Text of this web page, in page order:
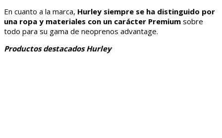
En cuanto a la marca, Hurley siempre se ha distinguido por
una ropa y materiales con un carácter Premium sobre
todo para su gama de neoprenos advantage.
Productos destacados Hurley